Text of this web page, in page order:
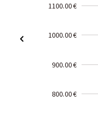
1100.00 €
1000.00 €
900.00 €
800.00 €